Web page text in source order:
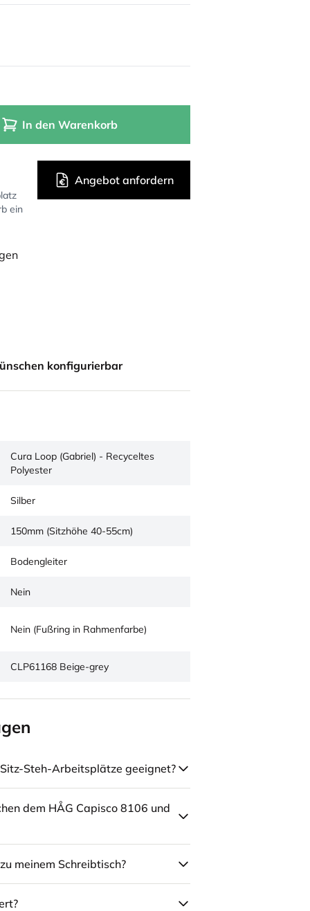
In den Warenkorb
ein
Angebot anfordern
konfigurierbar
Cura Loop (Gabriel) - Recyceltes
Polyester
Silber
150mm (Sitzhöhe 40-55cm)
Bodengleiter
Nein
Nein (Fußring in Rahmenfarbe)
CLP61168 Beige-grey
Steh-Arbeitsplätze geeignet?
dem HÅG Capisco 8106 und
meinem Schreibtisch?